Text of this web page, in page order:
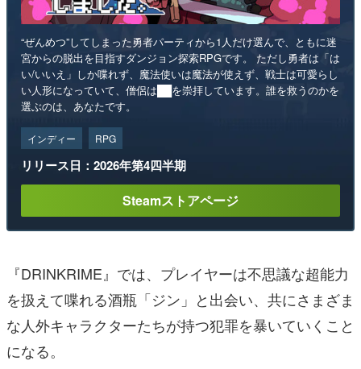
“ぜんめつ”してしまった勇者パーティから1人だけ選んで、ともに迷
宮からの脱出を目指すダンジョン探索RPGです。 ただし勇者は「は
い/いいえ」しか喋れず、魔法使いは魔法が使えず、戦士は可愛らし
い人形になっていて、僧侶は██を崇拝しています。誰を救うのかを
選ぶのは、あなたです。
インディー RPG
リリース日：2026年第4四半期
Steamストアページ
『DRINKRIME』では、プレイヤーは不思議な超能力
を扱えて喋れる酒瓶「ジン」と出会い、共にさまざま
な人外キャラクターたちが持つ犯罪を暴いていくこと
になる。